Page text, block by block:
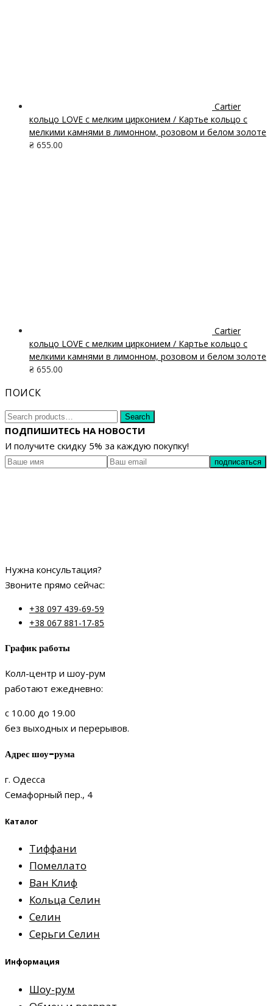
Cartier
кольцо LOVE с мелким цирконием / Картье кольцо с
мелкими камнями в лимонном, розовом и белом золоте
₴ 655.00
Cartier
кольцо LOVE с мелким цирконием / Картье кольцо с
мелкими камнями в лимонном, розовом и белом золоте
₴ 655.00
ПОИСК
Search
for:
Search
ПОДПИШИТЕСЬ НА НОВОСТИ
И получите скидку 5% за каждую покупку!
Нужна консультация?
Звоните прямо сейчас:
+38 097 439-69-59
+38 067 881-17-85
График работы
Колл-центр и шоу-рум
работают ежедневно:
с 10.00 до 19.00
без выходных и перерывов.
Адрес шоу-рума
г. Одесса
Семафорный пер., 4
Каталог
Тиффани
Помеллато
Ван Клиф
Кольца Селин
Селин
Серьги Селин
Информация
Шоу-рум